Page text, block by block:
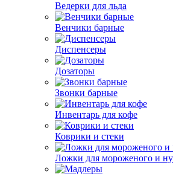
Ведерки для льда
Венчики барные
Диспенсеры
Дозаторы
Звонки барные
Инвентарь для кофе
Коврики и стеки
Ложки для мороженого и